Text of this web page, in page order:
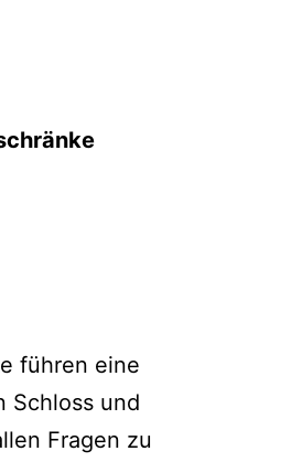
führen eine
Schloss und
Fragen zu